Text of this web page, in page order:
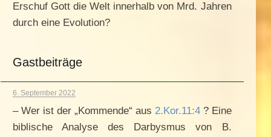
Erschuf Gott die Welt innerhalb von Mrd. Jahren
durch eine Evolution?
Gastbeiträge
6. September 2022
– Wer ist der „Kommende“ aus 2.Kor.11:4? Eine
biblische Analyse des Darbysmus von B.